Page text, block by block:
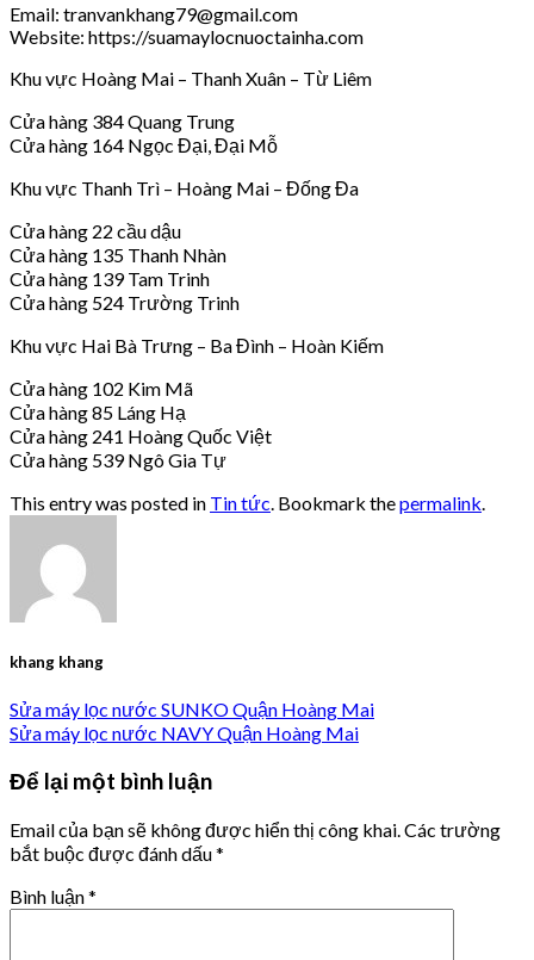
Email: tranvankhang79@gmail.com
Website: https://suamaylocnuoctainha.com
Khu vực Hoàng Mai – Thanh Xuân – Từ Liêm
Cửa hàng 384 Quang Trung
Cửa hàng 164 Ngọc Đại, Đại Mỗ
Khu vực Thanh Trì – Hoàng Mai – Đống Đa
Cửa hàng 22 cầu dậu
Cửa hàng 135 Thanh Nhàn
Cửa hàng 139 Tam Trinh
Cửa hàng 524 Trường Trinh
Khu vực Hai Bà Trưng – Ba Đình – Hoàn Kiếm
Cửa hàng 102 Kim Mã
Cửa hàng 85 Láng Hạ
Cửa hàng 241 Hoàng Quốc Việt
Cửa hàng 539 Ngô Gia Tự
This entry was posted in Tin tức . Bookmark thepermalink
khang khang
Sửa máy lọc nước SUNKO Quận Hoàng Mai
Sửa máy lọc nước NAVY Quận Hoàng Mai
Để lại một bình luận
Email của bạn sẽ không được hiển thị công khai. Các trường
bắt buộc được đánh dấu*
Bình luận*